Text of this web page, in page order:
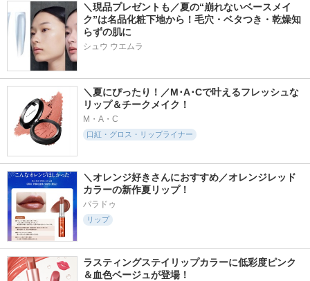
＼現品プレゼントも／夏の“崩れないベースメイ
ク”は名品化粧下地から！毛穴・ベタつき・乾燥知
らずの肌に
シュウ ウエムラ
＼夏にぴったり！／M･A･Cで叶えるフレッシュな
リップ＆チークメイク！
M・A・C
口紅・グロス・リップライナー
＼オレンジ好きさんにおすすめ／オレンジレッド
カラーの新作夏リップ！
パラドゥ
リップ
ラスティングステイリップカラーに低彩度ピンク
＆血色ベージュが登場！